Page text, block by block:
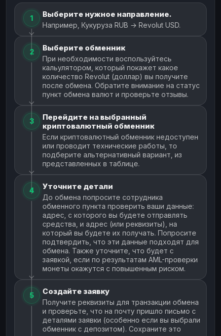
1 Выберите нужное направление.
Например, Кукуруза RUB → Revolut USD.
2 Выберите обменник
При необходимости воспользуйтесь
кальулятором, который покажет какое
количество Revolut (доллар) вы получите
после обмена. Обратите внимание на статус
пункт обмена валют и проверьте отзывы.
3
Перейдите на выбранный
криптовалютный обменник
Если криптовалютный обменник недоступен
или проводит технические работы, то
подберите альтернативный вариант, из
представленных в таблице.
4 Уточните детали
До обмена попросите сотрудника
обменного пункта проверить ваши данные:
адрес, с которого вы будете отправлять
средства, и адрес (или реквизиты), на
который вы будете их получать. Попросите
подтвердить, что эти данные подходят для
обмена. Также уточните, что будет с
заявкой, если по результатам AML-проверки
монеты окажутся с повышенным риском.
5 Создайте заявку
Получите реквизиты для транзакции обмена
и проверьте, что на почту пришло письмо с
деталями заявки (особенно если вы выбрали
обменник с депозитом). Сохраните это